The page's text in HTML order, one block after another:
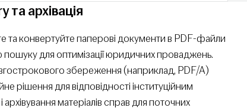
та архівація
конвертуйте паперові документи в PDF-файли
пошуку для оптимізації юридичних проваджень.
збереження (наприклад, PDF/A)
рішення для відповідності інституційним
архівування матеріалів справ для поточних